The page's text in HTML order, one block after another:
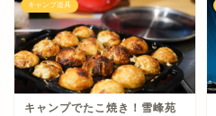
キャンプ道具
キャンプでたこ焼き！雪峰苑